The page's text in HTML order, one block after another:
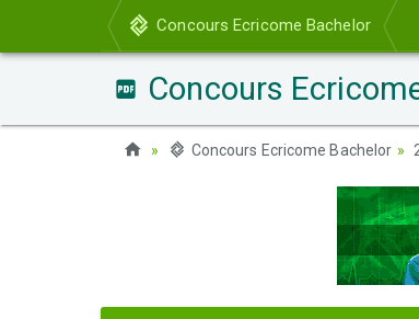
Concours Ecricome Bachelor
Concours
Concours Ecricome Bachelor